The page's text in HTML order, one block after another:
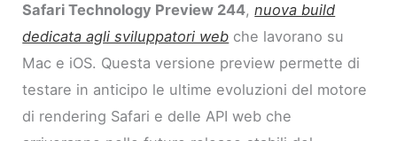
Safari Technology Preview 244,nuova build
dedicata agli sviluppatori web che lavorano su
Mac e iOS. Questa versione preview permette di
testare in anticipo le ultime evoluzioni del motore
di rendering Safari e delle API web che